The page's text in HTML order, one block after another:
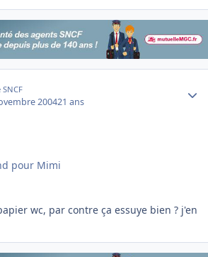
200421 ans
pour Mimi
wc, par contre ça essuye bien ? j'en